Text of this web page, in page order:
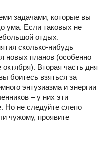
задачами, которые вы
ума. Если таковых не
отдых.
сколько-нибудь
новых планов (особенно
Вторая часть дня
боитесь взяться за
энтузиазма и энергии
– у них эти
Но не следуйте слепо
чужому, проявите